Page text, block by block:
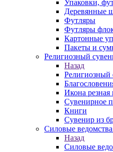
Упаковки,
Деревянные
Футляры
Футляры
Картонные
Пакеты и
Религиозный
Назад
Религиозный
Икона резная
Сувенирное
Книги
Сувенир из
Силовые
Назад
Силовые